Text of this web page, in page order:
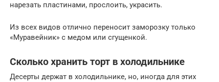
нарезать пластинами, прослоить, украсить.
Из всех видов отлично переносит заморозку только
«Муравейник» с медом или сгущенкой.
Сколько хранить торт в холодильнике
Десерты держат в холодильнике, но, иногда для этих